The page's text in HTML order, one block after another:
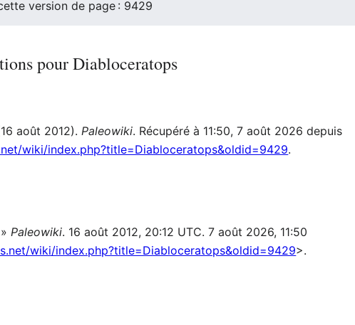
version de page : 9429
pour Diabloceratops
août 2012).Paleowiki. Récupéré à 11:50, 7 août 2026 depuis
wiki/index.php?title=Diabloceratops&oldid=9429.
»Paleowiki. 16 août 2012, 20:12 UTC. 7 août 2026, 11:50
wiki/index.php?title=Diabloceratops&oldid=9429>.